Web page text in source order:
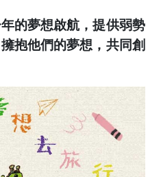
的夢想啟航，提供弱勢
抱他們的夢想，共同創